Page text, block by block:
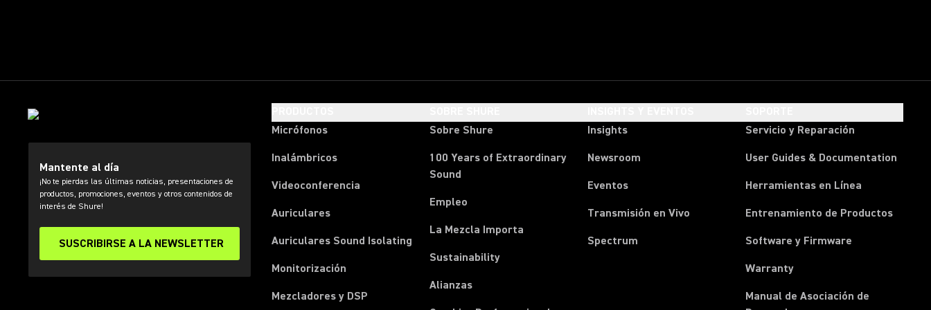
Mantente al día
¡No te pierdas las últimas noticias, presentaciones de
productos, promociones, eventos y otros contenidos de
interés de Shure!
SUSCRIBIRSE A LA NEWSLETTER
Micrófonos
Inalámbricos
Videoconferencia
Auriculares
Auriculares Sound Isolating
Monitorización
Mezcladores y DSP
Sobre Shure
100 Years of Extraordinary
Sound
Empleo
La Mezcla Importa
Sustainability
Alianzas
Insights
Newsroom
Eventos
Transmisión en Vivo
Spectrum
Servicio y Reparación
User Guides & Documentation
Herramientas en Línea
Entrenamiento de Productos
Software y Firmware
Warranty
Manual de Asociación de